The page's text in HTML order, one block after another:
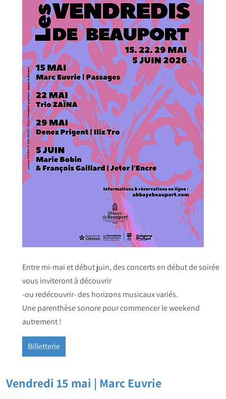
Entre mi-mai et début juin, des concerts en début de soirée
vous inviteront à découvrir
-ou redécouvrir- des horizons musicaux variés.
Une parenthèse sonore pour commencer le weekend
autrement !
Billetterie
Vendredi 15 mai | Marc Euvrie